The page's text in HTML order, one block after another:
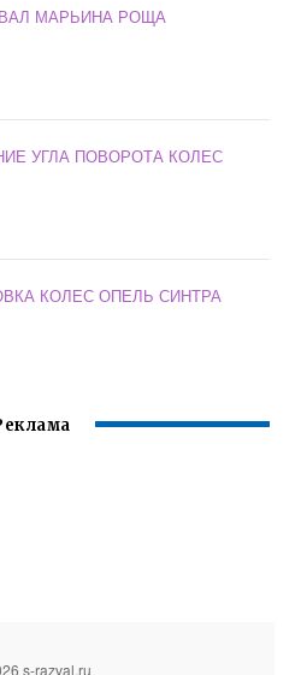
МАРЬИНА РОЩА
УГЛА ПОВОРОТА КОЛЕС
КОЛЕС ОПЕЛЬ СИНТРА
s-razval.ru